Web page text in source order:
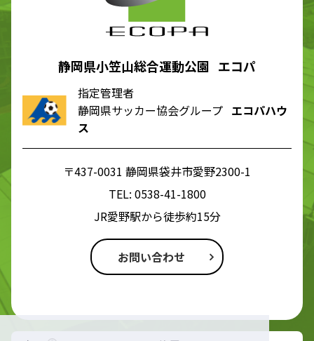
静岡県小笠山総合運動公園 エコパ
指定管理者
静岡県サッカー協会グループ エコパハウ
ス
〒437-0031 静岡県袋井市愛野2300-1
TEL: 0538-41-1800
JR愛野駅から徒歩約15分
お問い合わせ